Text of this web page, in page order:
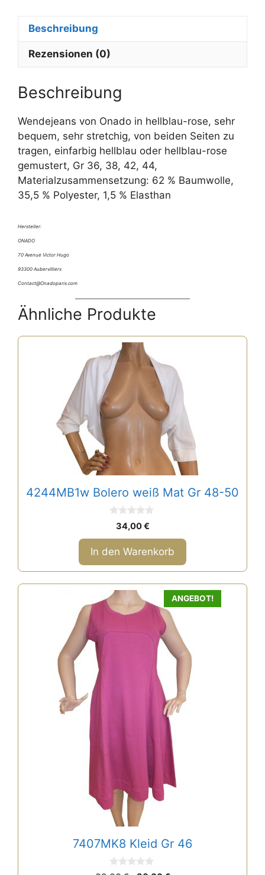
Beschreibung
Rezensionen (0)
Beschreibung
Wendejeans von Onado in hellblau-rose, sehr
bequem, sehr stretchig, von beiden Seiten zu
tragen, einfarbig hellblau oder hellblau-rose
gemustert, Gr 36, 38, 42, 44,
Materialzusammensetzung: 62 % Baumwolle,
35,5 % Polyester, 1,5 % Elasthan
Hersteller:
ONADO
70 Avenue Victor Hugo
93300 Aubervilliers
Contact@Onadoparis.com
Ähnliche Produkte
4244MB1w Bolero weiß Mat Gr 48-50
o
5
34,00€
In den Warenkorb
ANGEBOT!
7407MK8 Kleid Gr 46